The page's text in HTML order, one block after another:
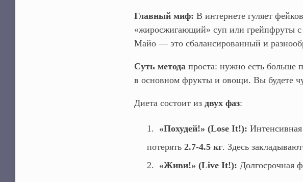
Главный миф: В интернете гуляет
«жиросжигающий» суп или грейпфруты
Майо — это сбалансированный и
Суть методапроста: нужно есть больше
в основном фрукты и овощи. Вы будете
Диета состоит из двух фаз:
«Похудей!» (Lose It!):
потерять 2.7-4.5 кг. Здесь
«Живи!» (Live It!): Долгосрочная